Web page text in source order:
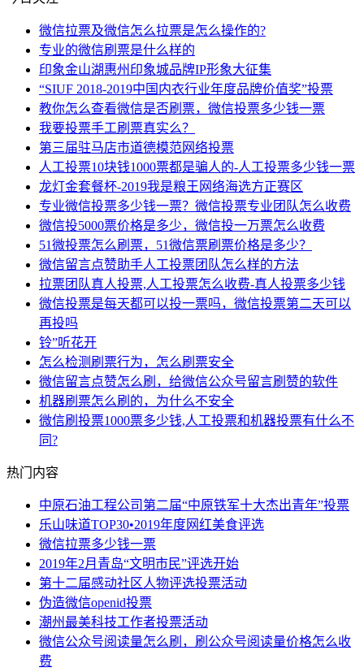
微信拉票及微信怎么拉票是怎么操作的?
专业的微信刷票是什么样的
印象金山湖惠州印象城品牌IP形象大征集
“SIUF 2018-2019中国内衣行业年度品牌价值奖”投票
教你怎么查看微信是否刷票，微信投票多少钱一票
我要投票手工刷票真实么？
第三届驻马店市道德模范网络投票
人工投票10块钱1000票都是骗人的-人工投票多少钱一票
龙灯金套餐杯-2019我是粮王网络海选方正赛区
专业微信投票多少钱一票？微信投票专业团队怎么收费
微信投5000票价格是多少，微信投一万票怎么收费
51微投票怎么刷票，51微信票刷票价格是多少？
微信留言点赞助手人工投票团队怎么样的方法
拉票团队真人投票,人工投票怎么收费-真人投票多少钱
微信投票是每天都可以投一票吗，微信投票第二天可以
再投吗
铃”听花开
怎么检测刷票行为，怎么刷票安全
微信留言点赞怎么刷，给微信公众号留言刷赞的软件
机器刷票怎么刷的，为什么不安全
微信刷投票1000票多少钱,人工投票和机器投票有什么不
同?
热门内容
中原石油工程公司第二届“中原铁军十大杰出青年”投票
乐山味道TOP30•2019年度网红美食评选
微信拉票多少钱一票
2019年2月青岛“文明市民”评选开始
第十二届感动社区人物评选投票活动
伪造微信openid投票
潮州最美科技工作者投票活动
微信公众号阅读量怎么刷，刷公众号阅读量价格怎么收
费